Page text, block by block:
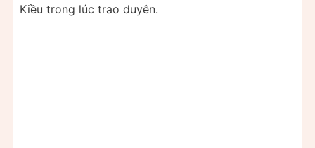
Kiều trong lúc trao duyên.